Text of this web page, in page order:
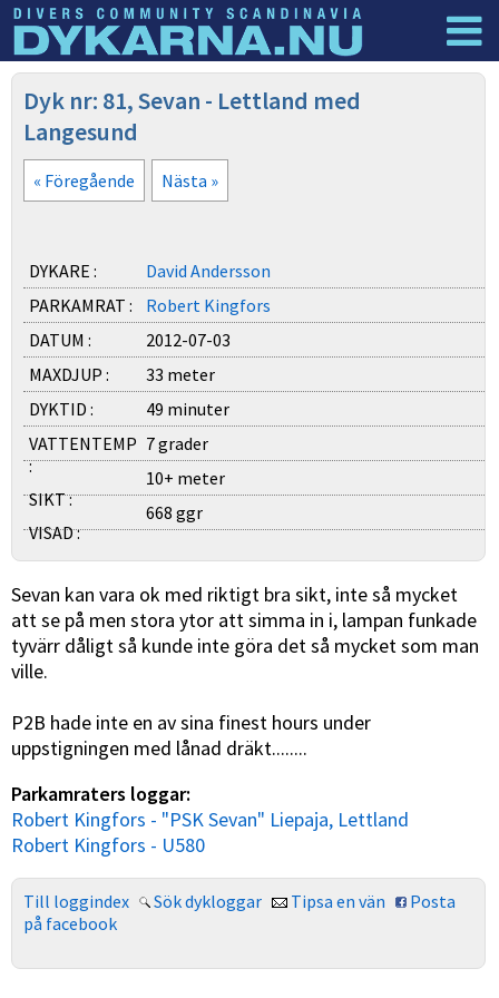
Dyknyheter
Dyk nr: 81, Sevan - Lettland med
Langesund
« Föregående Nästa »
DYKARE :
David Andersson
PARKAMRAT :
Robert Kingfors
DATUM :
2012-07-03
MAXDJUP :
33 meter
DYKTID :
49 minuter
VATTENTEMP
:
7 grader
SIKT :
10+ meter
VISAD :
668 ggr
Sevan kan vara ok med riktigt bra sikt, inte så mycket
att se på men stora ytor att simma in i, lampan funkade
tyvärr dåligt så kunde inte göra det så mycket som man
ville.
P2B hade inte en av sina finest hours under
uppstigningen med lånad dräkt........
Parkamraters loggar:
Robert Kingfors - "PSK Sevan" Liepaja, Lettland
Robert Kingfors - U580
Till loggindex Sök dykloggar Tipsa en vän
Posta
på facebook